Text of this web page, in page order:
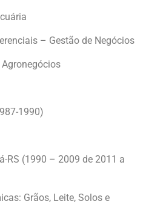
– Gestão de Negócios
1990)
RS (1990 – 2009 de 2011 a
Grãos, Leite, Solos e